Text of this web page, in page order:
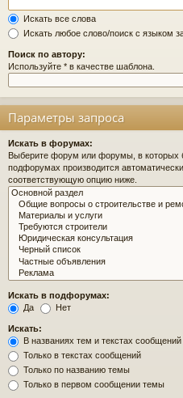
Искать все слова
Искать любое слово/поиск с языком
Поиск по автору:
Используйте * в качестве шаблона.
Параметры запроса
Искать в форумах:
Выберите форум или форумы, в которых
подфорумах производится
соответствующую опцию ниже.
Искать в подфорумах:
Да
Нет
Искать:
В названиях тем и текстах сообщений
Только в текстах сообщений
Только по названию темы
Только в первом сообщении темы